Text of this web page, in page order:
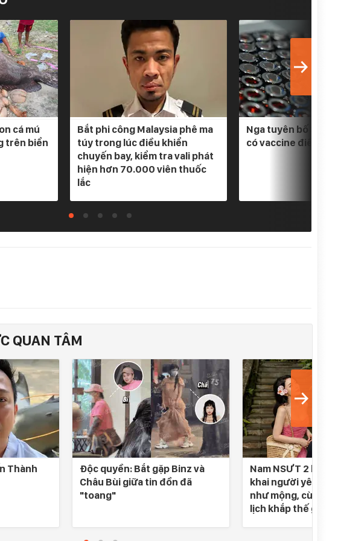
cá mú
trên biển
Bắt phi công Malaysia phê ma
túy trong lúc điều khiển
chuyến bay, kiểm tra vali phát
hiện hơn 70.000 viên thuốc
lắc
Nga tuyên bố 3 loại
có vaccine điều trị
QUAN TÂM
Thành
Độc quyền: Bắt gặp Binz và
Châu Bùi giữa tin đồn đã
"toang"
Nam NSƯT 2 lần
khai người yêu SN
như mộng, cùng
lịch khắp thế gian